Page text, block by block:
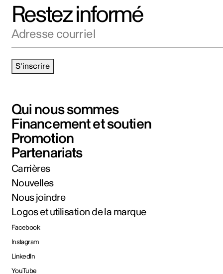
Restez informé
S'inscrire
Qui nous sommes
Financement et soutien
Promotion
Partenariats
Carrières
Nouvelles
Nous joindre
Logos et utilisation de la marque
Facebook
Instagram
LinkedIn
YouTube